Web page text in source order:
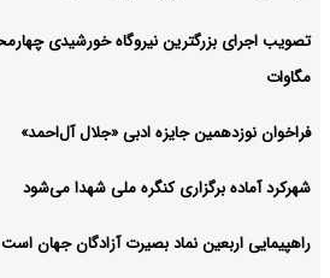
مگاوات
فراخوان نوزدهمین جایزه ادبی «جلال آل‌احمد»
شهرکرد آماده برگزاری کنگره ملی شهدا می‌شود
راهپیمایی اربعین نماد بصیرت آزادگان جهان است